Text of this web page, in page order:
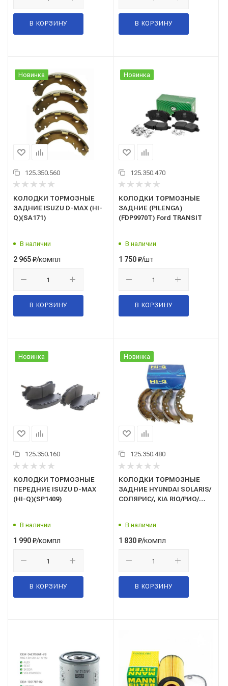
В КОРЗИНУ В КОРЗИНУ
Новинка
125.350.560
КОЛОДКИ ТОРМОЗНЫЕ
ЗАДНИЕ ISUZU D-MAX (HI-
Q)(SA171)
В наличии
2 965₽/компл
В КОРЗИНУ
Новинка
125.350.470
КОЛОДКИ ТОРМОЗНЫЕ
ЗАДНИЕ (PILENGA)
(FDP9970T) Ford TRANSIT
В наличии
1 750₽/шт
В КОРЗИНУ
Новинка
125.350.160
КОЛОДКИ ТОРМОЗНЫЕ
ПЕРЕДНИЕ ISUZU D-MAX
(HI-Q)(SP1409)
В наличии
1 990₽/компл
В КОРЗИНУ
Новинка
125.350.480
КОЛОДКИ ТОРМОЗНЫЕ
ЗАДНИЕ HYUNDAI SOLARIS/
СОЛЯРИС/, KIA RIO/РИО/
В наличии
1 830₽/компл
В КОРЗИНУ